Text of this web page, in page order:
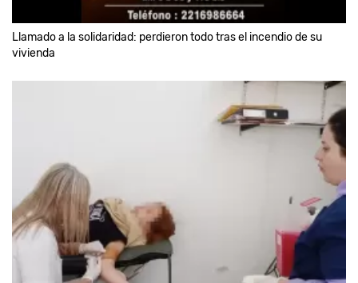
Llamado a la solidaridad: perdieron todo tras el incendio de su
vivienda